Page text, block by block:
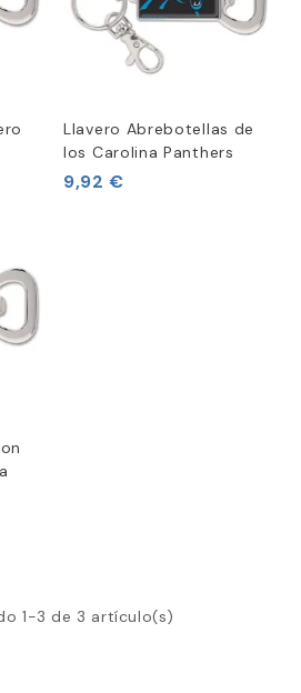
Llavero Abrebotellas de
los Carolina Panthers
9,92 €
1-3 de 3 artículo(s)